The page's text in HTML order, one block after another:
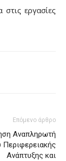
στις εργασίες
Επόμενο άρθρο
Αναπληρωτή
Ανάπτυξης και